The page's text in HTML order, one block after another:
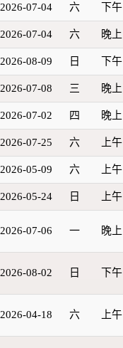
2026-07-04 六 下午
2026-07-04 六 晚上
2026-08-09 日 下午
2026-07-08 三 晚上
2026-07-02 四 晚上
2026-07-25 六 上午
2026-05-09 六 上午
2026-05-24 日 上午
2026-07-06 一 晚上
2026-08-02 日 下午
2026-04-18 六 上午